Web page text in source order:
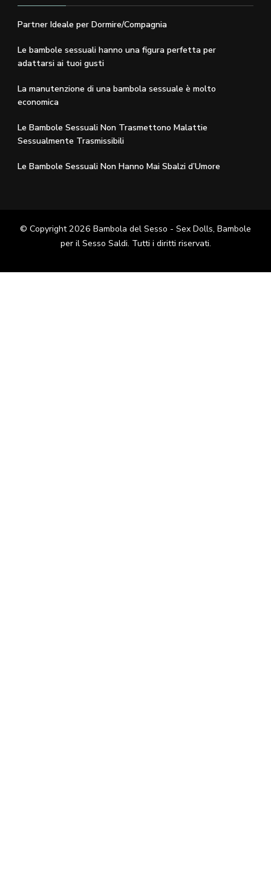
Partner Ideale per Dormire/Compagnia
Le bambole sessuali hanno una figura perfetta per
adattarsi ai tuoi gusti
La manutenzione di una bambola sessuale è molto
economica
Le Bambole Sessuali Non Trasmettono Malattie
Sessualmente Trasmissibili
Le Bambole Sessuali Non Hanno Mai Sbalzi d’Umore
© Copyright 2026 Bambola del Sesso - Sex Dolls​, Bambole
per il Sesso Saldi. Tutti i diritti riservati.